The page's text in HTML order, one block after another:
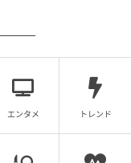
エンタメ トレンド